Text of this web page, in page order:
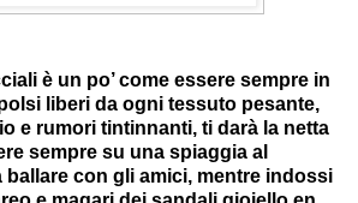
è un po’ come essere sempre in
liberi da ogni tessuto pesante,
e rumori tintinnanti, ti darà la netta
sempre su una spiaggia al
ballare con gli amici, mentre indossi